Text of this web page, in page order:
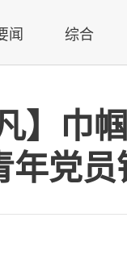
闻 综合
凡】巾
党员